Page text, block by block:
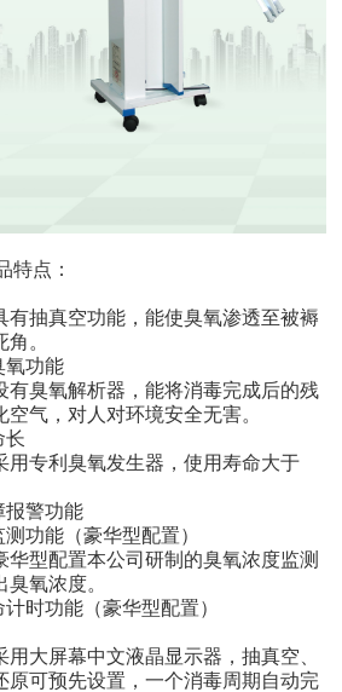
特点：
有抽真空功能，能使臭氧渗透至被褥
。
氧功能
有臭氧解析器，能将消毒完成后的残
气，对人对环境安全无害。
长
用专利臭氧发生器，使用寿命大于
报警功能
功能（豪华型配置）
华型配置本公司研制的臭氧浓度监测
氧浓度。
时功能（豪华型配置）
大屏幕中文液晶显示器，抽真空、
原可预先设置，一个消毒周期自动完